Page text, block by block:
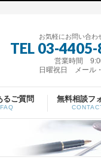
お気軽にお問い合わ
TEL 03-
営業時間
日曜祝日 メール
るご質問
FAQ
無料相談フ